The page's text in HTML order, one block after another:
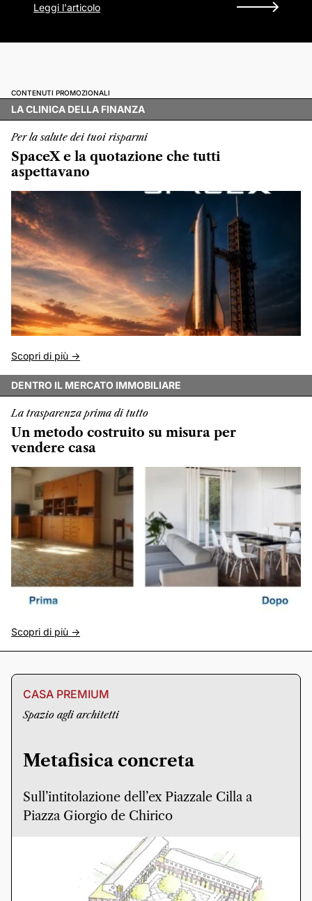
Leggi l'articolo
CONTENUTI PROMOZIONALI
LA CLINICA DELLA FINANZA
Per la salute dei tuoi risparmi
SpaceX e la quotazione che tutti
aspettavano
Scopri di più ->
DENTRO IL MERCATO IMMOBILIARE
La trasparenza prima di tutto
Un metodo costruito su misura per
vendere casa
Scopri di più ->
CASA PREMIUM
Spazio agli architetti
Metafisica concreta
Sull’intitolazione dell’ex Piazzale Cilla a
Piazza Giorgio de Chirico